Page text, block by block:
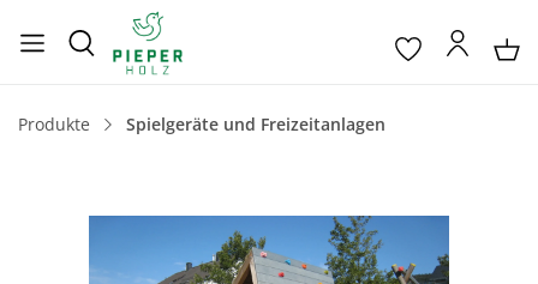
Produkte Spielgeräte und Freizeitanlagen
Bildergalerie überspringen